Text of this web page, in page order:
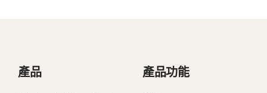
產品 產品功能